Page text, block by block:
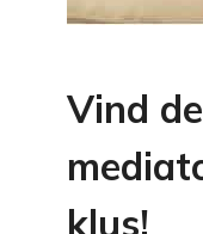
Vind
klus!